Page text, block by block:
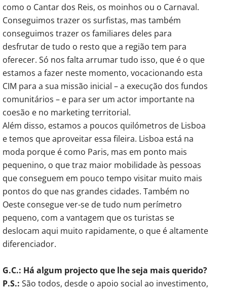
como o Cantar dos Reis, os moinhos ou o Carnaval.
Conseguimos trazer os surfistas, mas também
conseguimos trazer os familiares deles para
desfrutar de tudo o resto que a região tem para
oferecer. Só nos falta arrumar tudo isso, que é o que
estamos a fazer neste momento, vocacionando esta
CIM para a sua missão inicial – a execução dos fundos
comunitários – e para ser um actor importante na
coesão e no marketing territorial.
Além disso, estamos a poucos quilómetros de Lisboa
e temos que aproveitar essa fileira. Lisboa está na
moda porque é como Paris, mas em ponto mais
pequenino, o que traz maior mobilidade às pessoas
que conseguem em pouco tempo visitar muito mais
pontos do que nas grandes cidades. Também no
Oeste consegue ver-se de tudo num perímetro
pequeno, com a vantagem que os turistas se
deslocam aqui muito rapidamente, o que é altamente
diferenciador.
G.C.: Há algum projecto que lhe seja mais querido?
P.S.: São todos, desde o apoio social ao investimento,